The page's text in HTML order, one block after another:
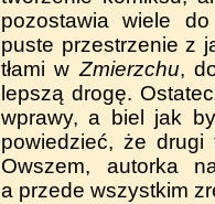
pozostawia wiele
puste przestrzenie z
tłami wZmierzchu,
lepszą drogę.
wprawy, a biel jak
powiedzieć, że
Owszem, autorka
a przede wszystkim